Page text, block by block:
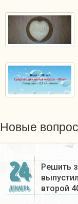
Новые
24
ДЕКАБРЬ
Решить
второй